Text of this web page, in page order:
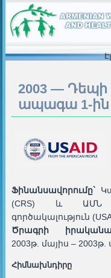
2003 —
ապագա 1-
Ֆինանսավորումը`
(CRS) և ԱՄՆ
գործակալություն
Ծրագրի
2003թ. մայիս –
Հիմնախնդիրը